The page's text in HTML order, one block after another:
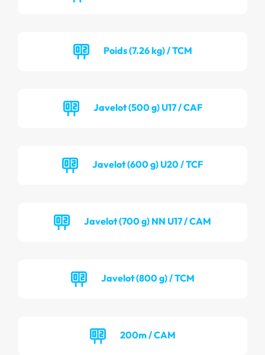
Poids (7.26 kg) / TCM
Javelot (500 g) U17 / CAF
Javelot (600 g) U20 / TCF
Javelot (700 g) NN U17 / CAM
Javelot (800 g) / TCM
200m / CAM